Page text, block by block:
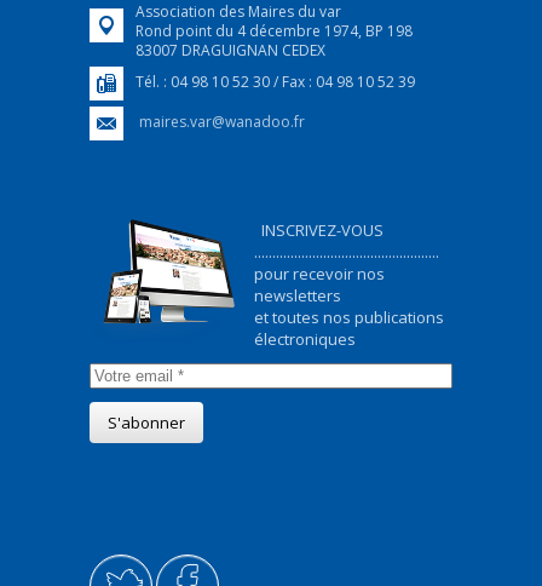
Association des Maires du var
Rond point du 4 décembre 1974, BP 198
83007 DRAGUIGNAN CEDEX
Tél. : 04 98 10 52 30 / Fax : 04 98 10 52 39
maires.var@wanadoo.fr
INSCRIVEZ-VOUS
...................................................
pour recevoir nos
newsletters
et toutes nos publications
électroniques